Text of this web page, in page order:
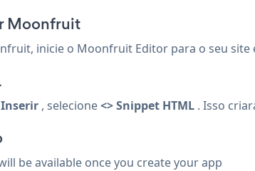
Moonfruit
inicie o Moonfruit Editor para o seu site
Inserir , selecione<> Snippet HTML . Isso
be available once you create your app